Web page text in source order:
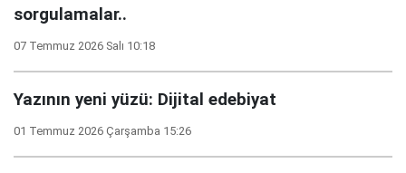
sorgulamalar..
07 Temmuz 2026 Salı 10:18
Yazının yeni yüzü: Dijital edebiyat
01 Temmuz 2026 Çarşamba 15:26